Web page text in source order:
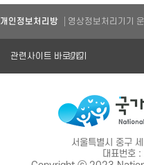
개인정보처리방 영상정보처리기기
방침
서울특별시 중구
대표번호